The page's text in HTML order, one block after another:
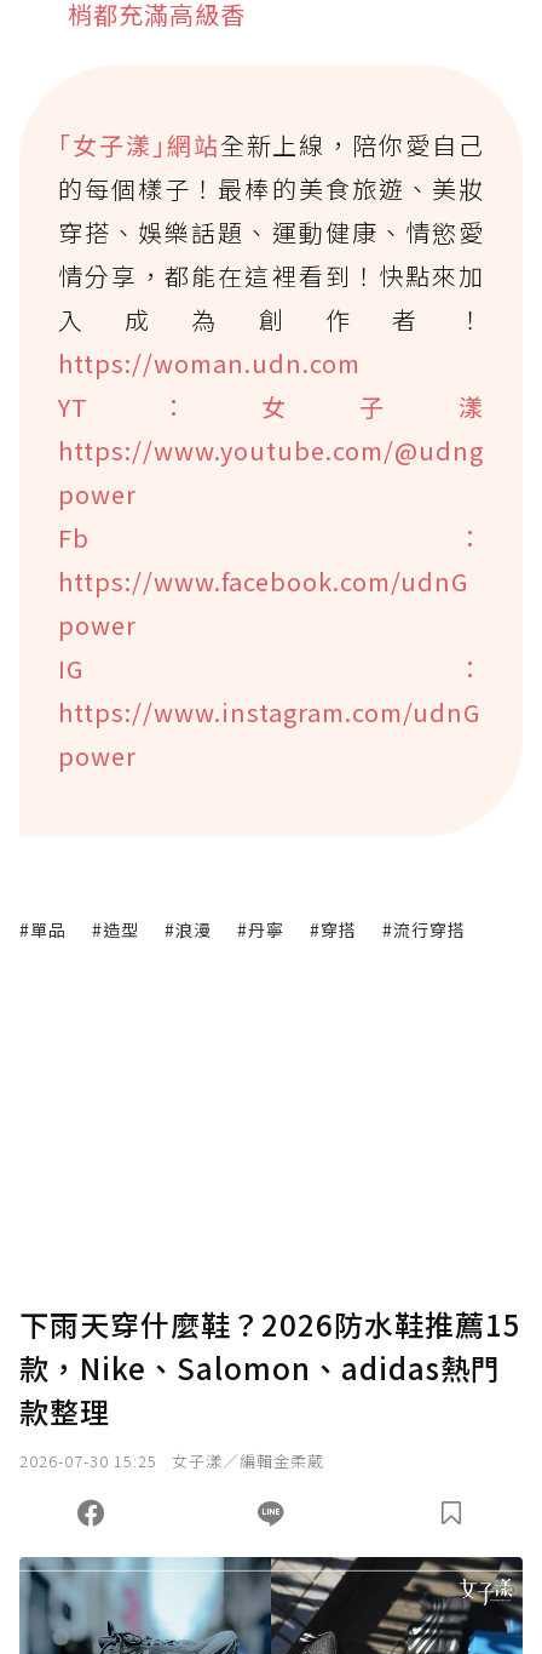
梢都充滿高級香
｢女子漾｣網站全新上線，陪你愛自己
的每個樣子！最棒的美食旅遊、美妝
穿搭、娛樂話題、運動健康、情慾愛
情分享，都能在這裡看到！快點來加
入成為創作者！
https://woman.udn.com
YT：女子漾
https://www.youtube.com/@udng
power
Fb：
https://www.facebook.com/udnG
power
IG：
https://www.instagram.com/udnG
power
#單品 #造型 #浪漫 #丹寧 #穿搭 #流行穿搭
下雨天穿什麼鞋？2026防水鞋推薦15
款，Nike、Salomon、adidas熱門
款整理
2026-07-30 15:25 女子漾／編輯金柔葳